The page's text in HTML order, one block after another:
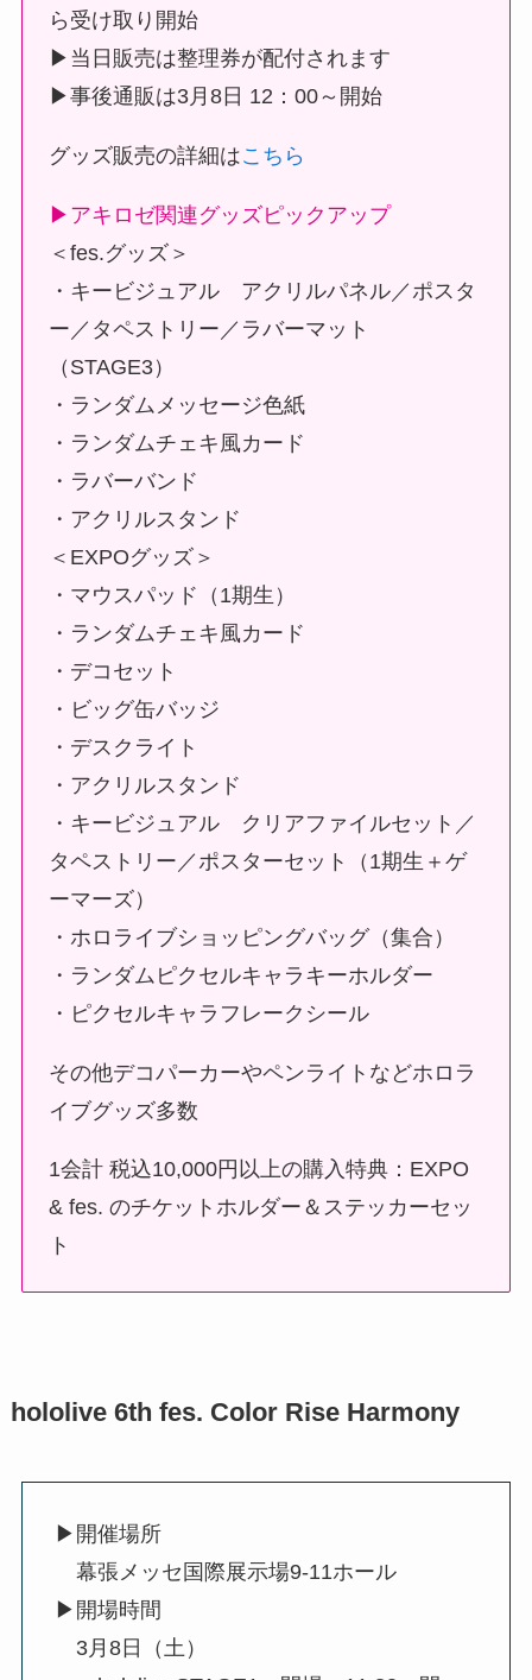
ら受け取り開始
▶当日販売は整理券が配付されます
▶事後通販は3月8日 12：00～開始
グッズ販売の詳細はこちら
▶アキロゼ関連グッズピックアップ
＜fes.グッズ＞
・キービジュアル アクリルパネル／ポスタ
ー／タペストリー／ラバーマット
（STAGE3）
・ランダムメッセージ色紙
・ランダムチェキ風カード
・ラバーバンド
・アクリルスタンド
＜EXPOグッズ＞
・マウスパッド（1期生）
・ランダムチェキ風カード
・デコセット
・ビッグ缶バッジ
・デスクライト
・アクリルスタンド
・キービジュアル クリアファイルセット／
タペストリー／ポスターセット（1期生＋ゲ
ーマーズ）
・ホロライブショッピングバッグ（集合）
・ランダムピクセルキャラキーホルダー
・ピクセルキャラフレークシール
その他デコパーカーやペンライトなどホロラ
イブグッズ多数
1会計 税込10,000円以上の購入特典：EXPO
& fes. のチケットホルダー＆ステッカーセッ
ト
hololive 6th fes. Color Rise Harmony
▶開催場所
幕張メッセ国際展示場9-11ホール
▶開場時間
3月8日（土）